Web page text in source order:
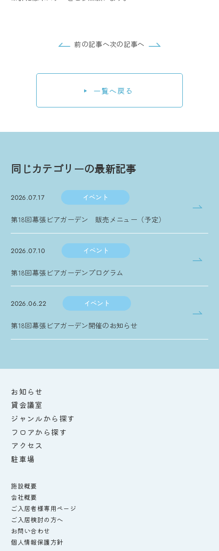
前の記事へ次の記事へ
一覧へ戻る
同じカテゴリーの最新記事
2026.07.17 イベント
第18回幕張ビアガーデン 販売メニュー（予定）
2026.07.10 イベント
第18回幕張ビアガーデンプログラム
2026.06.22 イベント
第18回幕張ビアガーデン開催のお知らせ
お知らせ
貸会議室
ジャンルから探す
フロアから探す
アクセス
駐車場
施設概要
会社概要
ご入居者様専用ページ
ご入居検討の方へ
お問い合わせ
個人情報保護方針